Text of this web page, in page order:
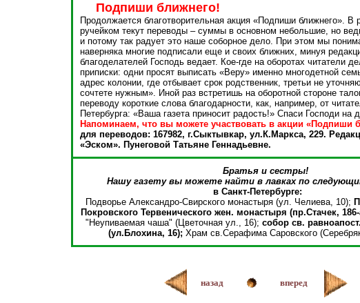
Подпиши ближнего!
Продолжается благотворительная акция «Подпиши ближнего». В
ручейком текут переводы – суммы в основном небольшие, но
и потому так радует это наше соборное дело. При этом мы
наверняка многие подписали еще и своих ближних, минуя
благоделателей Господь ведает. Кое-где на оборотах читатели
приписки: одни просят выписать «Веру» именно многодетной
адрес колонии, где отбывает срок родственник, третьи не
сочтете нужным». Иной раз встретишь на оборотной стороне
переводу короткие слова благодарности, как, например, от
Петербурга: «Ваша газета приносит радость!» Спаси Господи на
Напоминаем, что вы можете участвовать в акции «Подпиши
для переводов: 167982, г.Сыктывкар, ул.К.Маркса, 229.
«Эском». Пунеговой Татьяне Геннадьевне.
Братья и сестры!
Нашу газету вы можете найти в лавках по
в Санкт-Петербурге:
Подворье Александро-Свирского монастыря (ул. Челиева, 10);
Покровского Тервенического жен. монастыря (пр.Стачек,
"Неупиваемая чаша" (Цветочная ул., 16); собор св.
(ул.Блохина, 16);Храм св.Серафима Саровского
назад вперед